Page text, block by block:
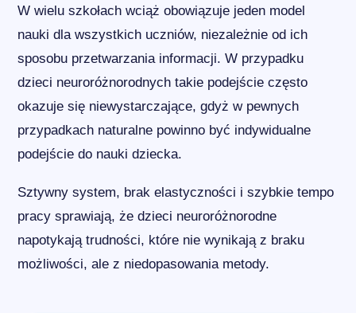
W wielu szkołach wciąż obowiązuje jeden model
nauki dla wszystkich uczniów, niezależnie od ich
sposobu przetwarzania informacji. W przypadku
dzieci neuroróżnorodnych takie podejście często
okazuje się niewystarczające, gdyż w pewnych
przypadkach naturalne powinno być indywidualne
podejście do nauki dziecka.
Sztywny system, brak elastyczności i szybkie tempo
pracy sprawiają, że dzieci neuroróżnorodne
napotykają trudności, które nie wynikają z braku
możliwości, ale z niedopasowania metody.